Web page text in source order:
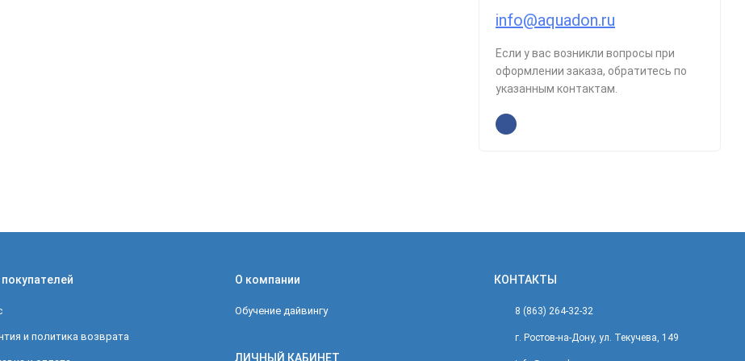
info@aquadon.ru
Если у вас возникли вопросы при
оформлении заказа, обратитесь по
указанным контактам.
и политика возврата
О компании
Обучение дайвингу
ЛИЧНЫЙ КАБИНЕТ
КОНТАКТЫ
8 (863) 264-32-32
г. Ростов-на-Дону, ул. Текучева, 149